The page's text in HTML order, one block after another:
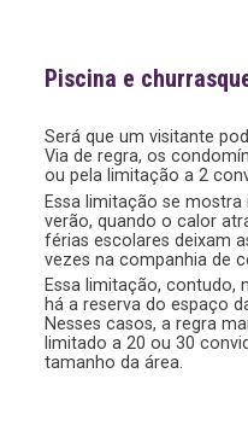
Piscina e
Será que um visitante
Via de regra, os
ou pela limitação a 2
Essa limitação se
verão, quando o calor
férias escolares deixam
vezes na companhia de
Essa limitação, contudo,
há a reserva do espaço
Nesses casos, a regra
limitado a 20 ou 30
tamanho da área.